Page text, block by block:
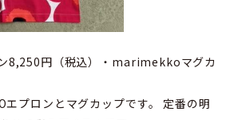
円（税込）・marimekkoマグカ
プロンとマグカップです。 定番の明